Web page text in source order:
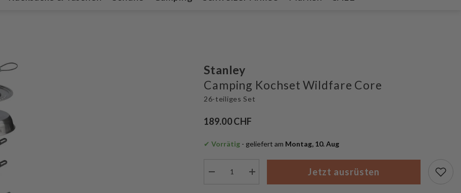
Stanley
Camping Kochset Wildfare Core
26-teiliges Set
189.00 CHF
✔ Vorrätig - geliefert am Montag, 10. Aug
Menge
Jetzt ausrüsten